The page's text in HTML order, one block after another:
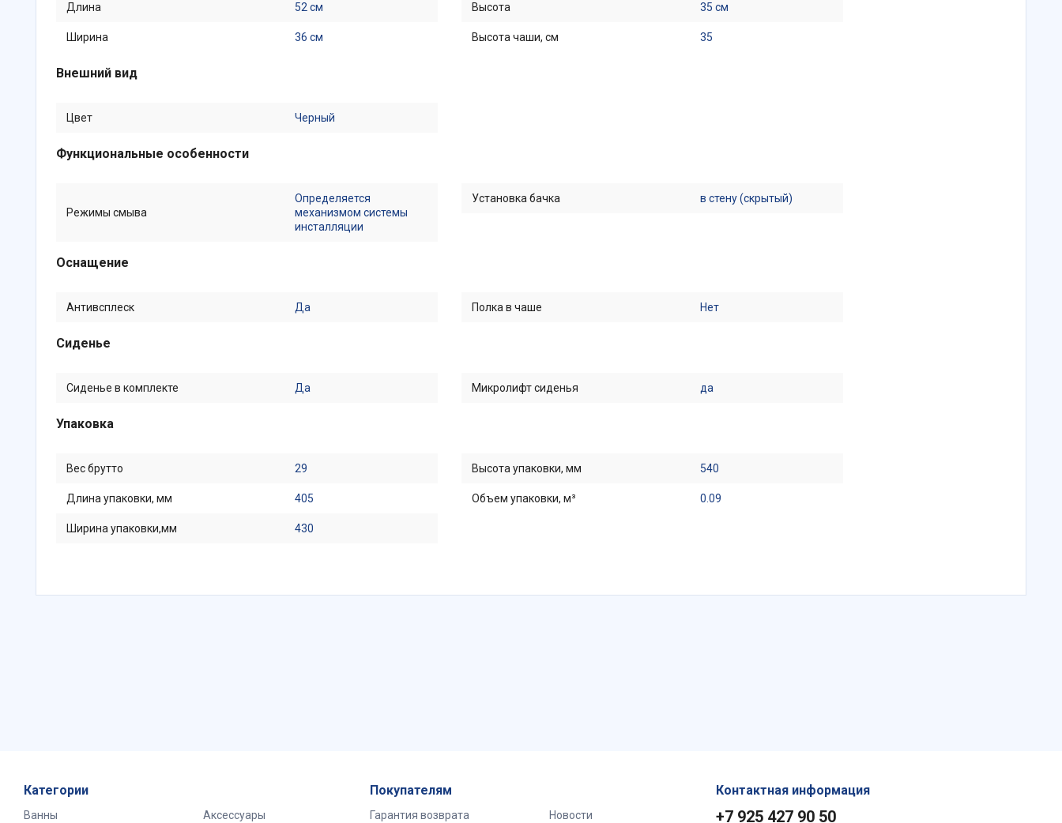
Длина 52 см
Ширина 36 см
Высота 35 см
Высота чаши, см 35
Внешний вид
Цвет Черный
Функциональные особенности
Режимы смыва
Определяется
механизмом системы
инсталляции
Установка бачка в стену (скрытый)
Оснащение
Антивсплеск Да Полка в чаше Нет
Сиденье
Сиденье в комплекте Да Микролифт сиденья да
Упаковка
Вес брутто 29
Длина упаковки, мм 405
Ширина упаковки,мм 430
Высота упаковки, мм 540
Объем упаковки, м³ 0.09
Категории
Ванны Аксессуары
Покупателям
Гарантия возврата Новости
Контактная информация
+7 925 427 90 50